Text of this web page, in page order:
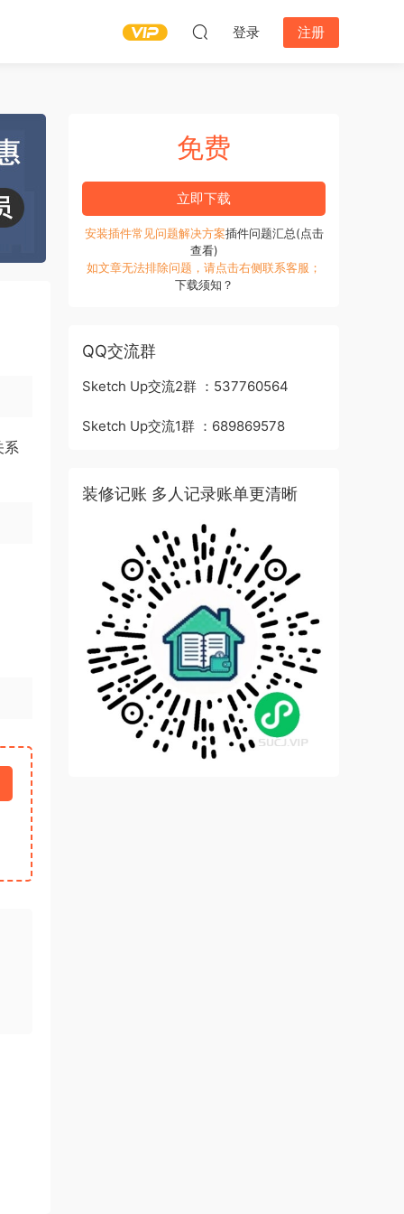
登录 注册
系
免费
立即下载
安装插件常见问题解决方案插件问题汇总(点击
查看)
如文章无法排除问题，请点击右侧联系客服；
下载须知？
QQ交流群
Sketch Up交流2群 ：537760564
Sketch Up交流1群 ：689869578
装修记账 多人记录账单更清晰